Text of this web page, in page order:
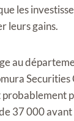
les
leurs gains.
au
Securities
37 000